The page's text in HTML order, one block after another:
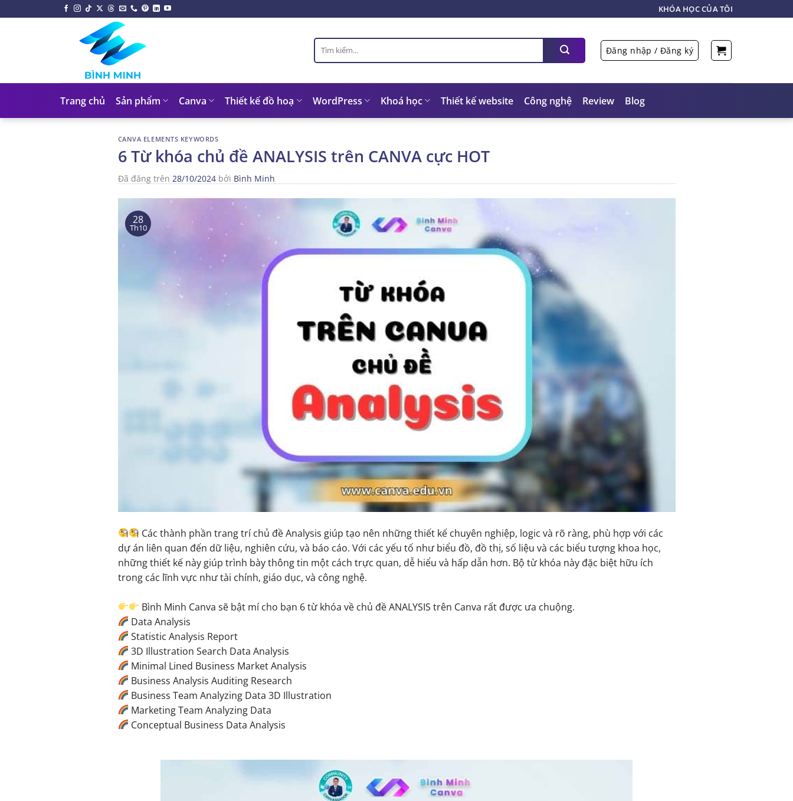
đến
KHÓA HỌC CỦA TÔI
Tìm
kiếm:
Đăng nhập / Đăng ký
Trang chủ Sản phẩm Canva Thiết kế đồ hoạ WordPress Khoá học Thiết kế website Công nghệ Review Blog
CANVA ELEMENTS KEYWORDS
6 Từ khóa chủ đề ANALYSIS trên CANVA cực HOT
Đã đăng trên 28/10/2024 bởi Bình Minh
28
Th10
Các thành phần trang trí chủ đề Analysis giúp tạo nên những thiết kế chuyên nghiệp, logic và rõ ràng, phù hợp với các
dự án liên quan đến dữ liệu, nghiên cứu, và báo cáo. Với các yếu tố như biểu đồ, đồ thị, số liệu và các biểu tượng khoa học,
những thiết kế này giúp trình bày thông tin một cách trực quan, dễ hiểu và hấp dẫn hơn. Bộ từ khóa này đặc biệt hữu ích
trong các lĩnh vực như tài chính, giáo dục, và công nghệ.
Bình Minh Canva sẽ bật mí cho bạn 6 từ khóa về chủ đề ANALYSIS trên Canva rất được ưa chuộng.
Data Analysis
Statistic Analysis Report
3D Illustration Search Data Analysis
Minimal Lined Business Market Analysis
Business Analysis Auditing Research
Business Team Analyzing Data 3D Illustration
Marketing Team Analyzing Data
Conceptual Business Data Analysis